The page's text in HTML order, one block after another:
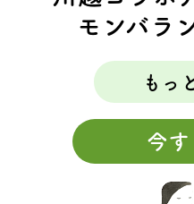
モンバラ
もっ
今す